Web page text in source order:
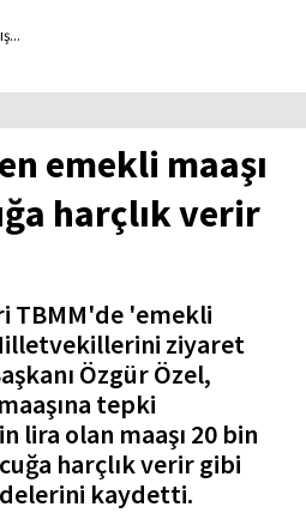
emekli maaşı
harçlık verir
TBMM'de 'emekli
ziyaret
Özgür Özel,
tepki
lira olan maaşı 20 bin
harçlık verir gibi
kaydetti.